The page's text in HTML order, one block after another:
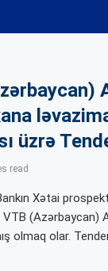
üzrə
read
Xətai
(Azərbaycan)
olmaq olar.